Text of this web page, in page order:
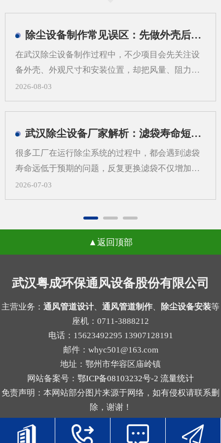
除尘设备制作常见误区：先做外壳后算系统会带来哪些问题
在武汉除尘设备制作过程中，不少项目会先关注设
备外壳、外观尺寸和安装位置，却把风量、阻力、
过滤方式、管道走向等系统参数放到后面。这样做
看似推进很快，实际却容易在后期出现返工、适配
来说，粉尘类型、空间条件和工艺流程差异较大，
更需要从系统角度来考虑除尘设备制作，而不是只
看“壳体先行”。一、先做外壳后算系统，常见问题
声上升。2.管道布置受限，改动成本增加外壳定型
后，管道接口、检修空间和设备进出方向往往被锁
管路过长，或者维护口不好留，现场就可能需要重
新调整。3.过滤单元与结构不协调不同粉尘适合的
过滤方式不同，例如干性粉尘、粘性粉尘、细颗粒
2026-08-03
武汉除尘设备厂家解析：滤袋寿命短，问题可能不在滤袋，而在气流分布
很多工厂在运行除尘系统的过程中，都会遇到滤袋
寿命远低于预期的问题，反复更换滤袋不仅增加了
日常运维的成本，还会打乱正常的生产节奏，武汉
除尘设备厂家在长期跟进现场调试的过程中发现，
很多用户会把问题归咎于滤袋本身的质量，反复更
换不同品牌的滤袋却始终没能改善状况。一、气流
分布不均引发的局部高速冲刷当除尘设备内部气流
部分区域的风速远超设计标准，高速流动的气流会
持续冲刷滤袋表面，原本能支撑数年使用的滤袋，
在长期的高强度摩擦下，磨损速度会大幅加快，很
容易出现局部破损的情况。很多现场案例里，靠近
进气口一侧的滤袋磨损速度是其他区域的两三倍，
就是这个原因导致的。二、局部高负荷带来的积灰
板结与糊袋气流分布不均还会让局部区域的滤袋长
期处于高负荷工作状态，大量粉尘在短时间内集中
堆积在这部分滤袋表面，清灰系统的常规操作很难
将这些积灰清理干净，时间久了就会形成顽固的粉
尘板...
2026-07-03
返回顶部
武汉粤成环保通风设备股份有限公司
主营业务： 通风管道设计、 通风管道制作、 除尘设备安装等
座机：0711-3888212
电话：15623492295 13907128191
邮件：whyc501@163.com
地址：鄂州市华容区庙岭镇
网站备案号： 鄂ICP备08103232号-2 流量统计
免责声明：本网站部分图片来源于网络，如有侵权请联系删
除，谢谢！